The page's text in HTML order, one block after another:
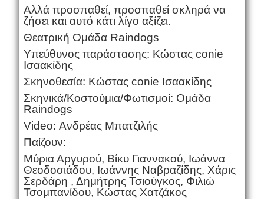
Αλλά προσπαθεί, προσπαθεί σκληρά να
ζήσει και αυτό κάτι λίγο αξίζει.
Θεατρική Ομάδα Raindogs
Υπεύθυνος παράστασης: Κώστας conie
Ισαακίδης
Σκηνοθεσία: Κώστας conie Ισαακίδης
Σκηνικά/Κοστούμια/Φωτισμοί: Ομάδα
Raindogs
Video: Ανδρέας Μπατζιλής
Παίζουν:
Μύρια Αργυρού, Βίκυ Γιαννακού, Ιωάννα
Θεοδοσιάδου, Ιωάννης Ναβραζίδης, Χάρις
Σερδάρη , Δημήτρης Τσιούγκος, Φιλιώ
Τσομπανίδου, Κώστας Χατζάκος